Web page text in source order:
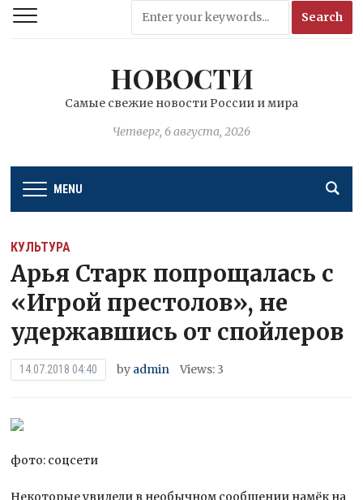
НОВОСТИ
Самые свежие новости России и мира
Четверг, 6 августа, 2026
MENU
КУЛЬТУРА
Арья Старк попрощалась с
«Игрой престолов», не
удержавшись от спойлеров
14.07.2018 04:40 by admin Views: 3
фото: соцсети
Некоторые увидели в необычном сообщении намёк на